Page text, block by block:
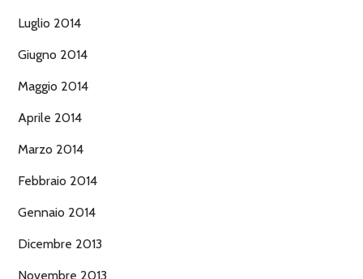
Luglio 2014
Giugno 2014
Maggio 2014
Aprile 2014
Marzo 2014
Febbraio 2014
Gennaio 2014
Dicembre 2013
Novembre 2013